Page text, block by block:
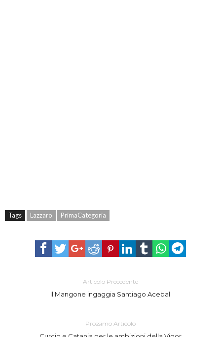
Tags Lazzaro PrimaCategoria
Articolo Precedente
Il Mangone ingaggia Santiago Acebal
Prossimo Articolo